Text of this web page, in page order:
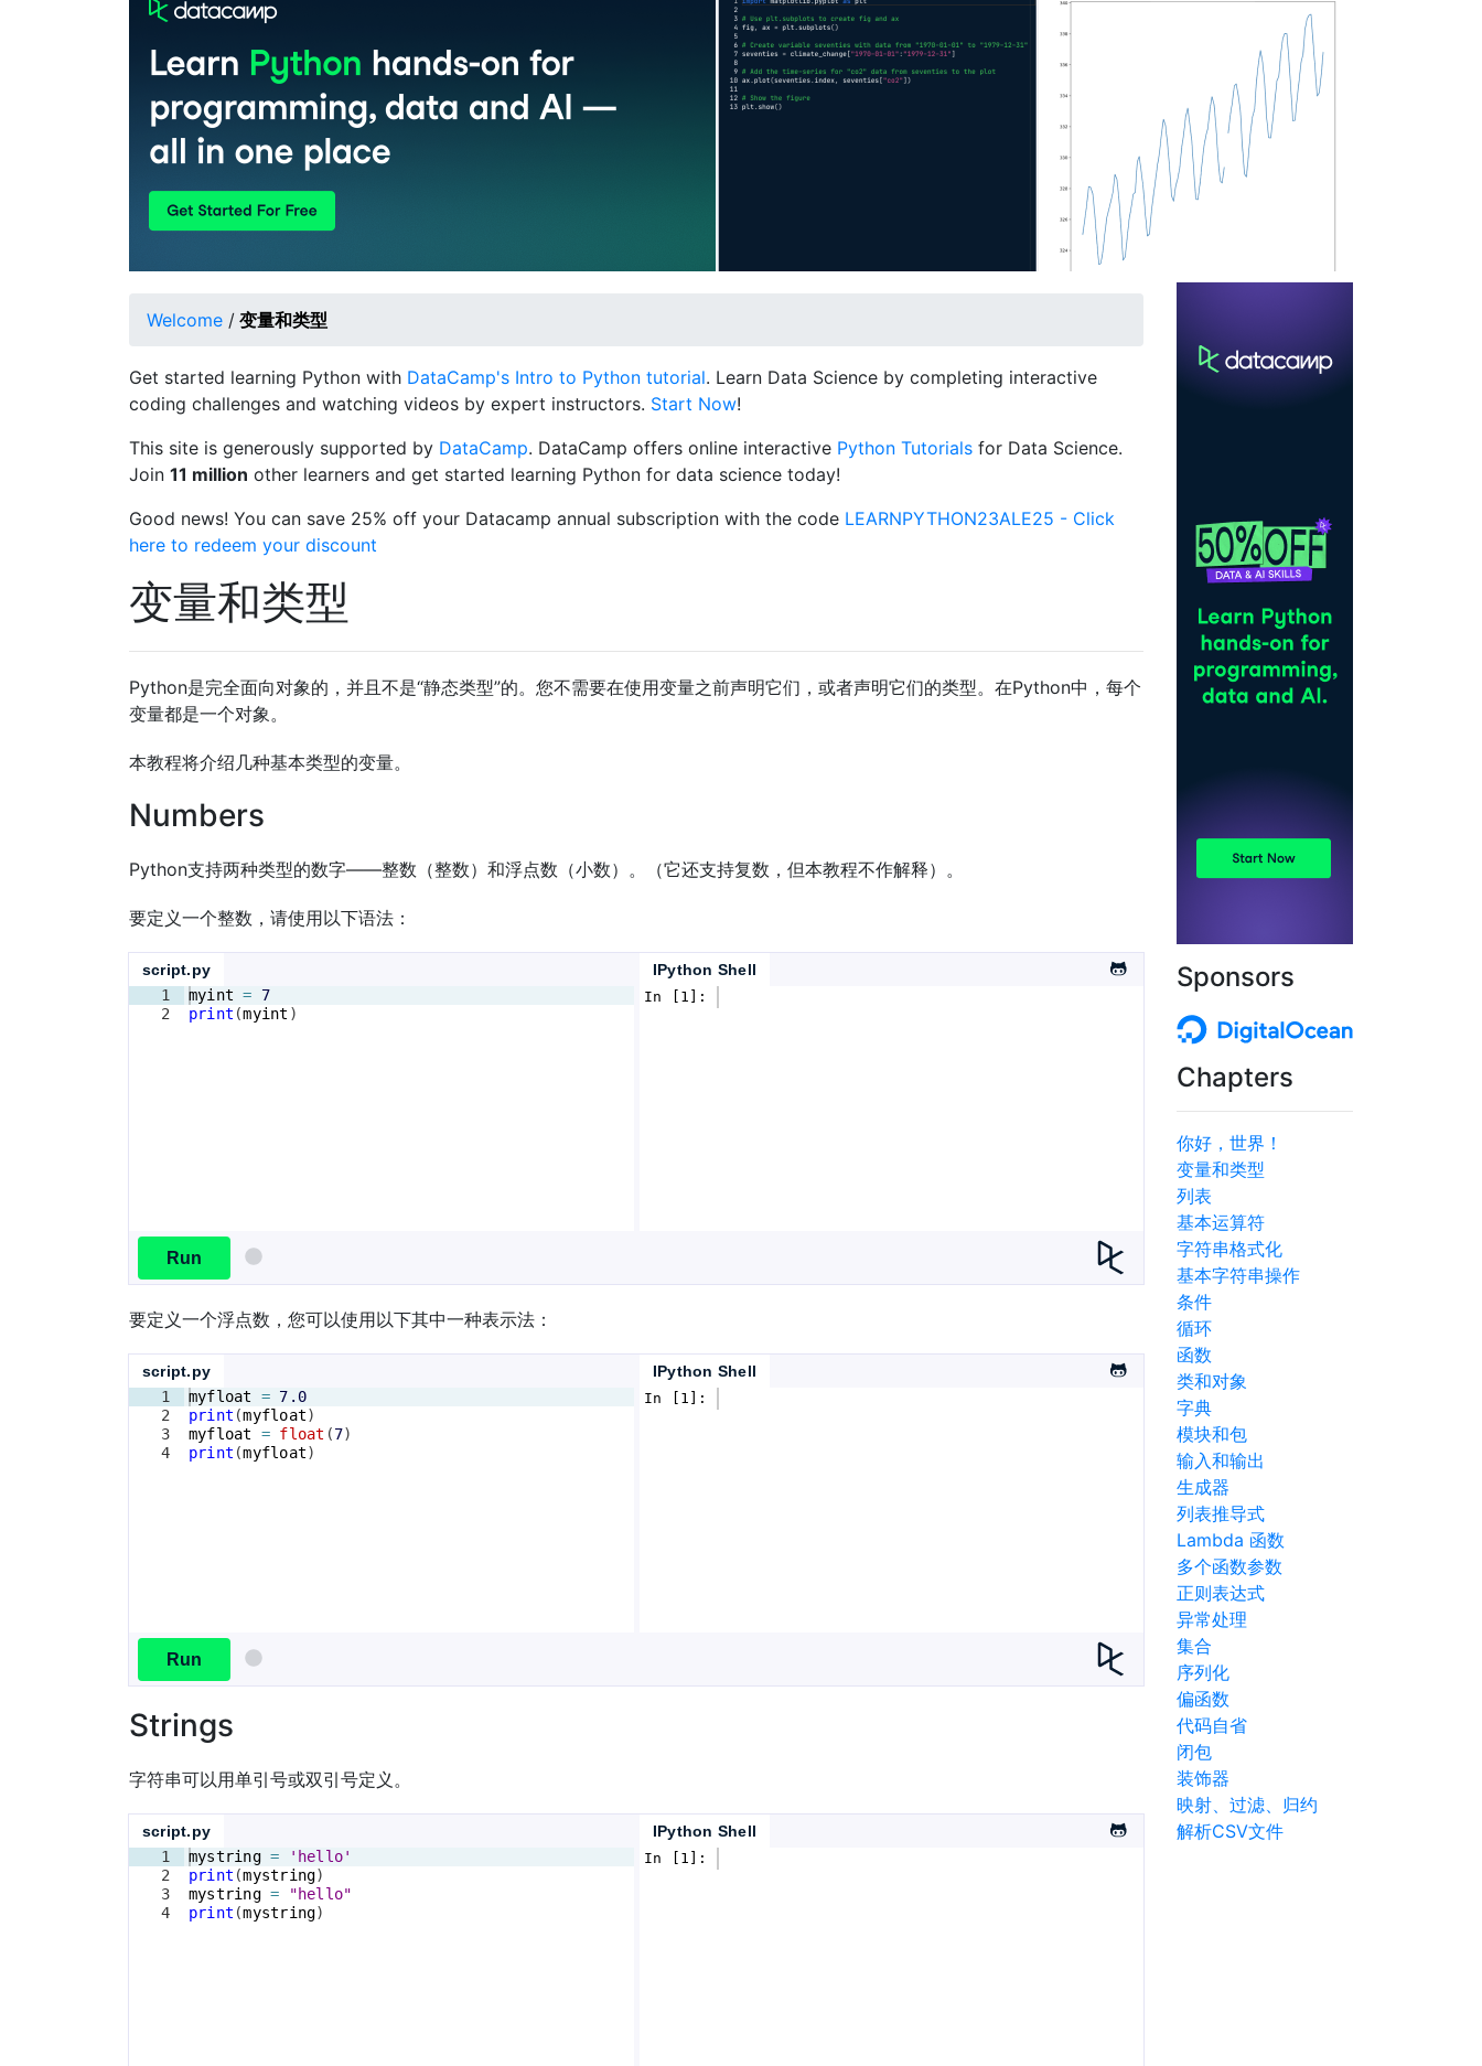
Welcome / 变量和类型
Get started learning Python with DataCamp's Intro to Python tutorial. Learn Data Science by completing interactive
coding challenges and watching videos by expert instructors. Start Now!
This site is generously supported by DataCamp. DataCamp offers online interactive Python Tutorials for Data Science.
Join 11 million other learners and get started learning Python for data science today!
Good news! You can save 25% off your Datacamp annual subscription with the code LEARNPYTHON23ALE25 - Click
here to redeem your discount
变量和类型
Python是完全面向对象的，并且不是“静态类型”的。您不需要在使用变量之前声明它们，或者声明它们的类型。在Python中，每个
变量都是一个对象。
本教程将介绍几种基本类型的变量。
Numbers
Python支持两种类型的数字——整数（整数）和浮点数（小数）。（它还支持复数，但本教程不作解释）。
要定义一个整数，请使用以下语法：
script.py
1
2
myint =
7
print (myint )
IPython Shell
In [1]:
Run
要定义一个浮点数，您可以使用以下其中一种表示法：
script.py
1
2
3
4
myfloat = 7.0
print (myfloat)
myfloat
= float (7)
print (myfloat)
IPython Shell
In [1]:
Run
Strings
字符串可以用单引号或双引号定义。
script.py
1
2
3
4
mystring =
'hello'
print (mystring)
mystring =
"hello"
print (mystring)
IPython Shell
In [1]:
Sponsors
Chapters
你好，世界！
变量和类型
列表
基本运算符
字符串格式化
基本字符串操作
条件
循环
函数
类和对象
字典
模块和包
输入和输出
生成器
列表推导式
Lambda 函数
多个函数参数
正则表达式
异常处理
集合
序列化
偏函数
代码自省
闭包
装饰器
映射、过滤、归约
解析CSV文件